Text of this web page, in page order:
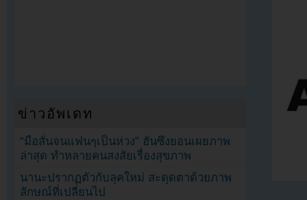
ข่าวอัพเดท
“มือสั่นจนแฟนๆเป็นห่วง” ฮันซึงยอนเผยภาพ
ล่าสุด ทำหลายคนสงสัยเรื่องสุขภาพ
นานะปรากฏตัวกับลุคใหม่ สะดุดตาด้วยภาพ
ลักษณ์ที่เปลี่ยนไป